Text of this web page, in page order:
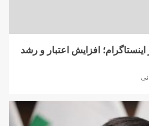
افزایش اعتبار و رشد